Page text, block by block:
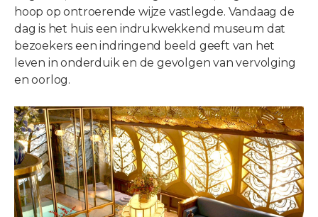
hoop op ontroerende wijze vastlegde. Vandaag de
dag is het huis een indrukwekkend museum dat
bezoekers een indringend beeld geeft van het
leven in onderduik en de gevolgen van vervolging
en oorlog.